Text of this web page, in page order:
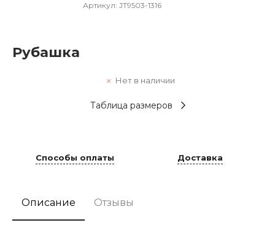
Артикул: JT9503-1316
Рубашка
Нет в наличии
Таблица размеров
Способы оплаты Доставка
Описание Отзывы